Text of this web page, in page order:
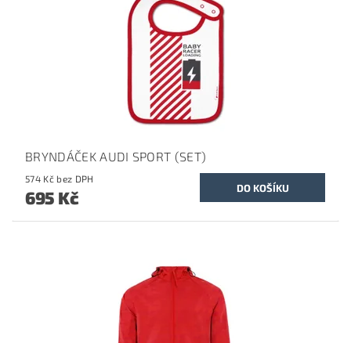
BRYNDÁČEK AUDI SPORT (SET)
574 Kč bez DPH
695 Kč